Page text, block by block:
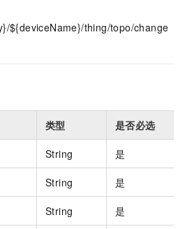
${deviceName}/thing/topo/change
类型 是否必选
String 是
String 是
String 是